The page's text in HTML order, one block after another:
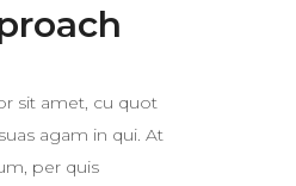
sit amet, cu quot
agam in qui. At
per quis